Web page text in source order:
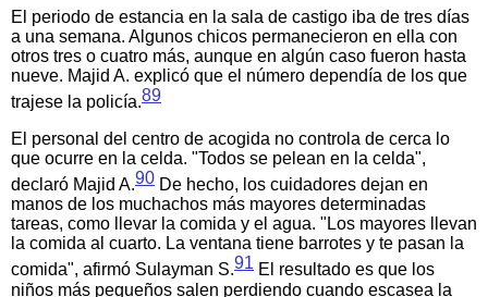
El periodo de estancia en la sala de castigo iba de tres días
a una semana. Algunos chicos permanecieron en ella con
otros tres o cuatro más, aunque en algún caso fueron hasta
nueve. Majid A. explicó que el número dependía de los que
trajese la policía.89
El personal del centro de acogida no controla de cerca lo
que ocurre en la celda. "Todos se pelean en la celda",
declaró Majid A.90 De hecho, los cuidadores dejan en
manos de los muchachos más mayores determinadas
tareas, como llevar la comida y el agua. "Los mayores llevan
la comida al cuarto. La ventana tiene barrotes y te pasan la
comida", afirmó Sulayman S.91 El resultado es que los
niños más pequeños salen perdiendo cuando escasea la